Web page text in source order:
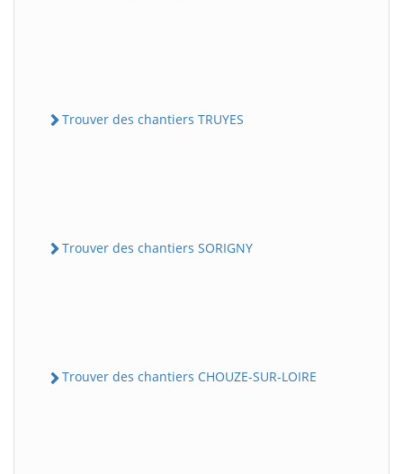
Trouver des chantiers TRUYES
Trouver des chantiers SORIGNY
Trouver des chantiers CHOUZE-SUR-LOIRE